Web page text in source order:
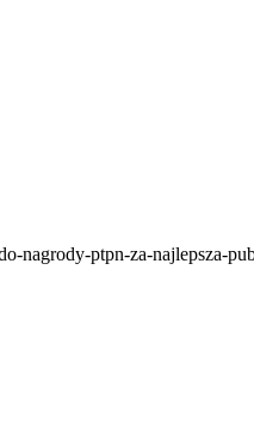
nagrody-ptpn-za-najlepsza-